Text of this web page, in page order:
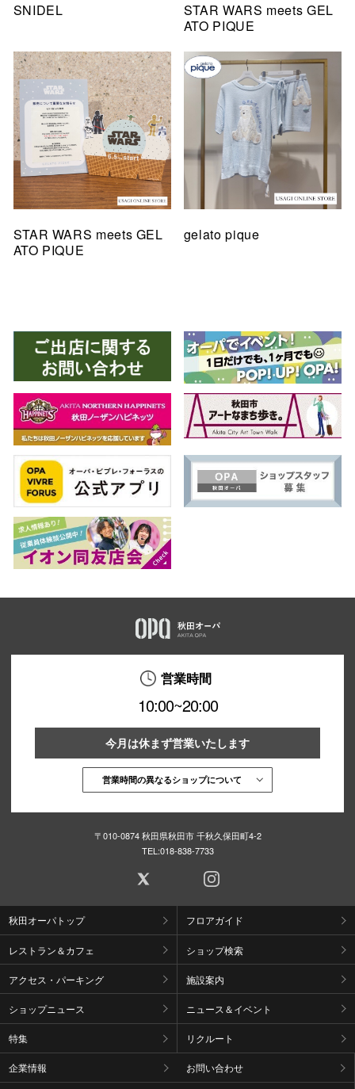
SNIDEL
STAR WARS meets GEL
ATO PIQUE
STAR WARS meets GEL
ATO PIQUE
gelato pique
営業時間
10:00~20:00
今月は休まず営業いたします
営業時間の異なるショップについて
〒010-0874 秋田県秋田市 千秋久保田町4-2
TEL:018-838-7733
秋田オーパトップ フロアガイド
レストラン＆カフェ ショップ検索
アクセス・パーキング 施設案内
ショップニュース ニュース＆イベント
特集 リクルート
企業情報 お問い合わせ